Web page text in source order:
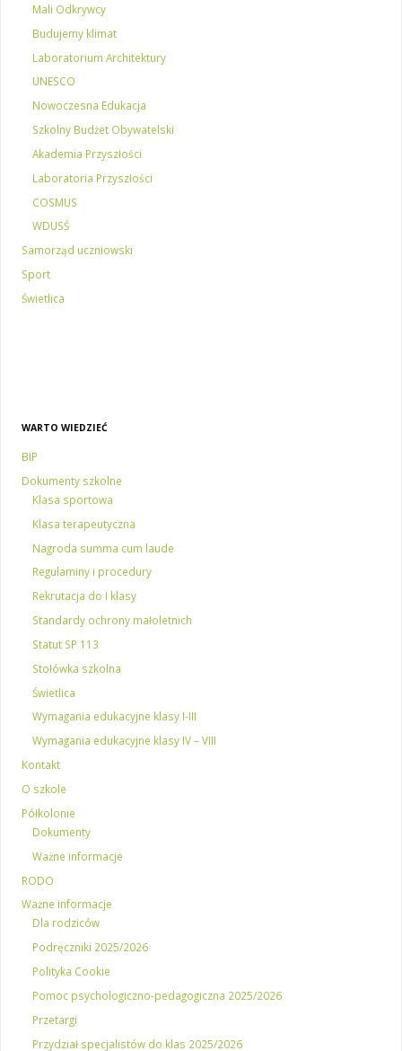
Mali Odkrywcy
Budujemy klimat
Laboratorium Architektury
UNESCO
Nowoczesna Edukacja
Szkolny Budżet Obywatelski
Akademia Przyszłości
Laboratoria Przyszłości
COSMUS
WDUSŚ
Samorząd uczniowski
Sport
Świetlica
WARTO WIEDZIEĆ
BIP
Dokumenty szkolne
Klasa sportowa
Klasa terapeutyczna
Nagroda summa cum laude
Regulaminy i procedury
Rekrutacja do I klasy
Standardy ochrony małoletnich
Statut SP 113
Stołówka szkolna
Świetlica
Wymagania edukacyjne klasy I-III
Wymagania edukacyjne klasy IV – VIII
Kontakt
O szkole
Półkolonie
Dokumenty
Ważne informacje
RODO
Ważne informacje
Dla rodziców
Podręczniki 2025/2026
Polityka Cookie
Pomoc psychologiczno-pedagogiczna 2025/2026
Przetargi
Przydział specjalistów do klas 2025/2026